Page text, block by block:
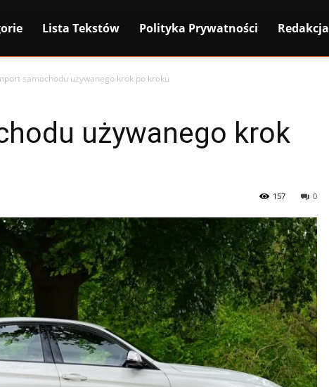
Lista Tekstów Polityka Prywatności Redakcja
samochodu używanego krok po kroku
używanego krok
0
157